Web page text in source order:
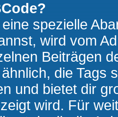
spezielle
wird vom
Beiträgen
die Tags
und bietet dir
wird. Für